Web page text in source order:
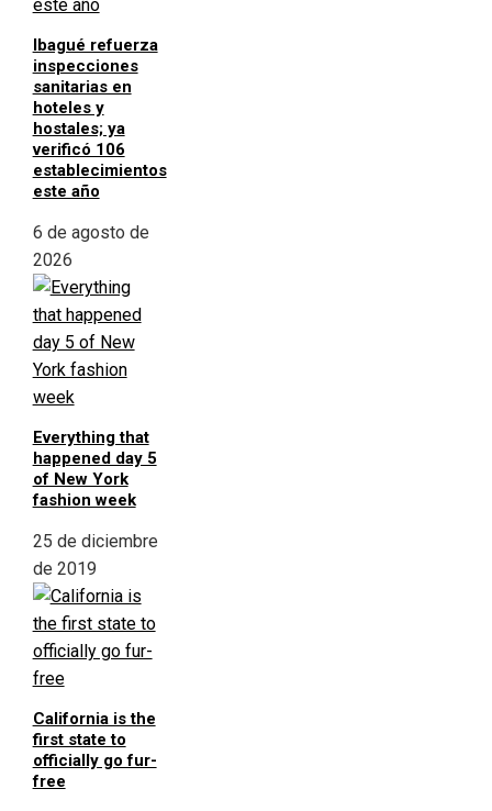
Ibagué refuerza
inspecciones
sanitarias en
hoteles y
hostales; ya
verificó 106
establecimientos
este año
6 de agosto de
2026
Everything that
happened day 5
of New York
fashion week
25 de diciembre
de 2019
California is the
first state to
officially go fur-
free